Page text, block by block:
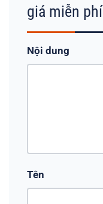
giá miễn phí
Nội dung
Tên